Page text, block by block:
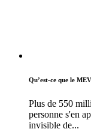
Qu’est-ce que le
Plus de 550
personne s'en
invisible de...